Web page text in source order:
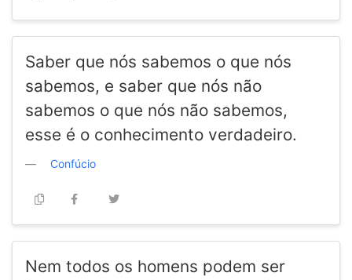
Saber que nós sabemos o que nós
sabemos, e saber que nós não
sabemos o que nós não sabemos,
esse é o conhecimento verdadeiro.
Confúcio
Nem todos os homens podem ser